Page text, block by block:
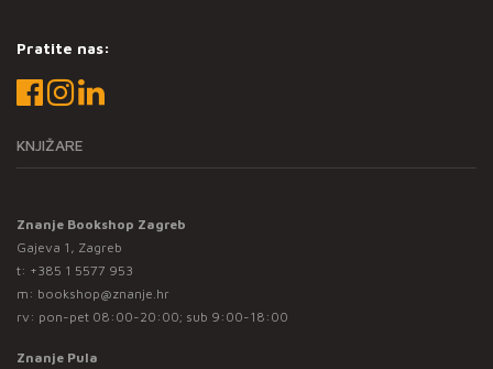
Pratite nas:
KNJIŽARE
Znanje Bookshop Zagreb
Gajeva 1, Zagreb
t: +385 1 5577 953
m: bookshop@znanje.hr
rv: pon-pet 08:00-20:00; sub 9:00-18:00
Znanje Pula